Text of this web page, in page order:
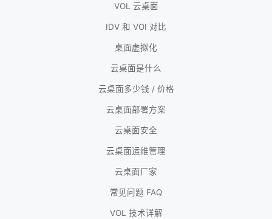
VOL 云桌面
IDV 和 VOI 对比
桌面虚拟化
云桌面是什么
云桌面多少钱 / 价格
云桌面部署方案
云桌面安全
云桌面运维管理
云桌面厂家
常见问题 FAQ
VOL 技术详解